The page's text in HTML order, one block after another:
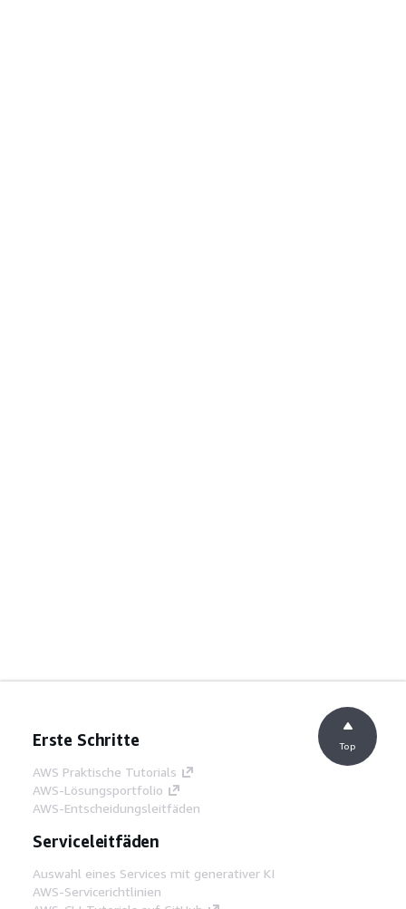
Erste Schritte
AWS Praktische Tutorials
AWS-Lösungsportfolio
AWS-Entscheidungsleitfäden
Serviceleitfäden
Auswahl eines Services mit generativer KI
AWS-Servicerichtlinien
Top